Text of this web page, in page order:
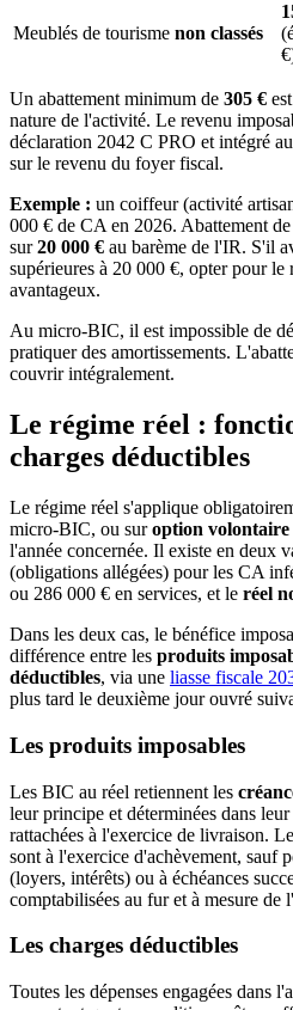
Meublés de tourisme non classés
Un abattement minimum de 305 €
nature de l'activité. Le revenu
déclaration 2042 C PRO et intégré
sur le revenu du foyer fiscal.
Exemple : un coiffeur (activité
000 € de CA en 2026. Abattement
sur20 000 € au barème de l'IR. S'il
supérieures à 20 000 €, opter pour le
avantageux.
Au micro-BIC, il est impossible de
pratiquer des amortissements.
couvrir intégralement.
Le régime réel :
charges déductibles
Le régime réel s'applique
micro-BIC, ou suroption volontaire
l'année concernée. Il existe en deux
(obligations allégées) pour les CA
ou 286 000 € en services, et le réel
Dans les deux cas, le bénéfice
différence entre les produits
déductibles, via une liasse fiscale
plus tard le deuxième jour ouvré
Les produits imposables
Les BIC au réel retiennent les
leur principe et déterminées dans
rattachées à l'exercice de livraison.
sont à l'exercice d'achèvement, sauf
(loyers, intérêts) ou à échéances
comptabilisées au fur et à mesure de
Les charges déductibles
Toutes les dépenses engagées dans